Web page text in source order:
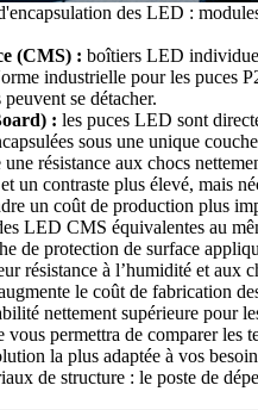
des LED :
(CMS) : boîtiers LED
industrielle pour les puces
se détacher.
: les puces LED sont
sous une unique
résistance aux chocs
un contraste plus élevé, mais
un coût de production plus
LED CMS équivalentes au
de protection de surface
résistance à l’humidité et aux
le coût de fabrication
nettement supérieure pour
vous permettra de comparer les
la plus adaptée à vos
de structure : le poste de